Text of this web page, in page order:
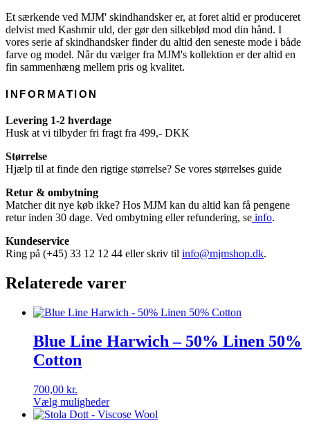
Et særkende ved MJM' skindhandsker er, at foret altid er produceret
delvist med Kashmir uld, der gør den silkeblød mod din hånd. I
vores serie af skindhandsker finder du altid den seneste mode i både
farve og model. Når du vælger fra MJM's kollektion er der altid en
fin sammenhæng mellem pris og kvalitet.
INFORMATION
Levering 1-2 hverdage
Husk at vi tilbyder fri fragt fra 499,- DKK
Størrelse
Hjælp til at finde den rigtige størrelse? Se vores størrelses guide
Retur & ombytning
Matcher dit nye køb ikke? Hos MJM kan du altid kan få pengene
retur inden 30 dage. Ved ombytning eller refundering, se info.
Kundeservice
Ring på (+45) 33 12 12 44 eller skriv til info@mjmshop.dk.
Relaterede varer
Blue Line Harwich – 50% Linen 50%
Cotton
700,00 kr.
Vælg muligheder
Dette